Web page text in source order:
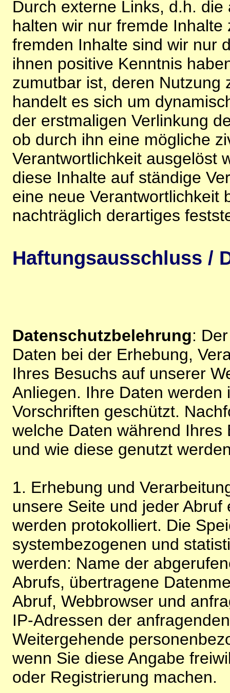
Durch externe Links, d.h.
halten wir nur fremde
fremden Inhalte sind wir nur
ihnen positive Kenntnis
zumutbar ist, deren Nutzung
handelt es sich um
der erstmaligen Verlinkung
ob durch ihn eine mögliche
Verantwortlichkeit ausgelöst
diese Inhalte auf ständige
eine neue Verantwortlichkeit
nachträglich derartiges
Haftungsausschluss /
Datenschutzbelehrung:
Daten bei der Erhebung,
Ihres Besuchs auf unserer
Anliegen. Ihre Daten
Vorschriften geschützt.
welche Daten während
und wie diese genutzt
1. Erhebung und
unsere Seite und jeder
werden protokolliert. Die
systembezogenen und
werden: Name der
Abrufs, übertragene
Abruf, Webbrowser und
IP-Adressen der
Weitergehende
wenn Sie diese Angabe
oder Registrierung machen.